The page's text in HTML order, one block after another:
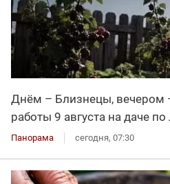
Днём – Близнецы, вечером
работы 9 августа на даче по
Панорама сегодня, 07:30